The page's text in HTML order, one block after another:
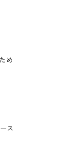
め
ス